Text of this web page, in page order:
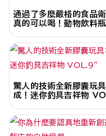
通過了多麼嚴格的食品
真的可以喝！動物飲料
驚人的技術全新膠囊玩具
成！迷你釣具吉祥物